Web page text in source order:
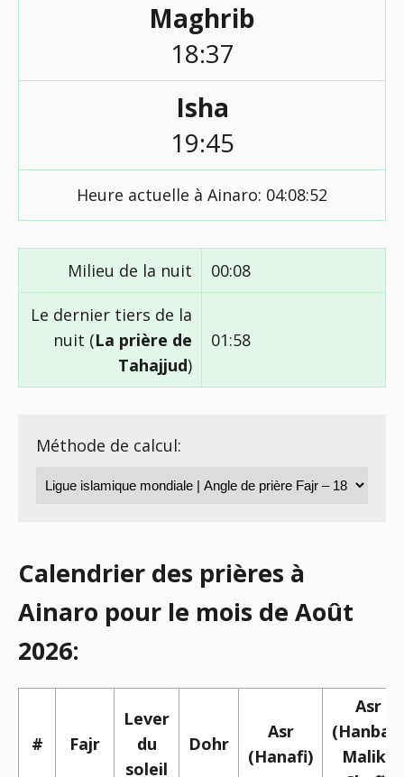
Maghrib
18:37
Isha
19:45
Heure actuelle à Ainaro: 04:08:52
Milieu de la nuit 00:08
Le dernier tiers de la
nuit (La prière de
Tahajjud)
01:58
Méthode de calcul:
Calendrier des prières à
Ainaro pour le mois de Août
2026:
# Fajr
Lever
du
soleil
Dohr
Asr
(Hanafi)
Asr
(Hanbali,
Maliki,